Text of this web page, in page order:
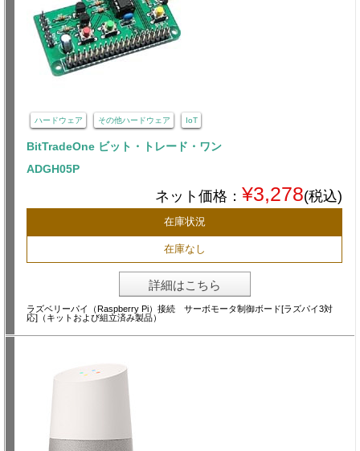
ハードウェア その他ハードウェア IoT
BitTradeOne ビット・トレード・ワン
ADGH05P
ネット価格： ¥3,278(税込)
在庫状況
在庫なし
詳細はこちら
ラズベリーパイ（Raspberry Pi）接続 サーボモータ制御ボード[ラズパイ3対
応]（キットおよび組立済み製品）